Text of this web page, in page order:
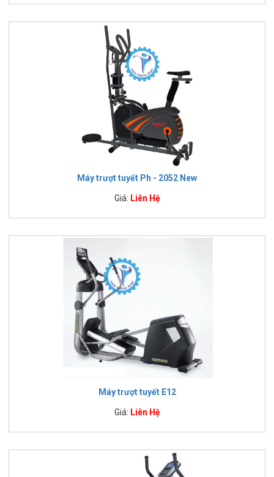
Máy trượt tuyết Ph - 2052 New
Giá: Liên Hệ
Máy trượt tuyết E12
Giá: Liên Hệ